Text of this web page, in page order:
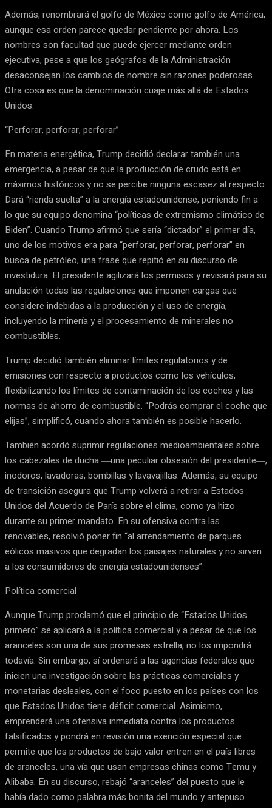
Además, renombrará el golfo de México como golfo de América,
aunque esa orden parece quedar pendiente por ahora. Los
nombres son facultad que puede ejercer mediante orden
ejecutiva, pese a que los geógrafos de la Administración
desaconsejan los cambios de nombre sin razones poderosas.
Otra cosa es que la denominación cuaje más allá de Estados
Unidos.
“Perforar, perforar, perforar”
En materia energética, Trump decidió declarar también una
emergencia, a pesar de que la producción de crudo está en
máximos históricos y no se percibe ninguna escasez al respecto.
Dará “rienda suelta” a la energía estadounidense, poniendo fin a
lo que su equipo denomina “políticas de extremismo climático de
Biden”. Cuando Trump afirmó que sería “dictador” el primer día,
uno de los motivos era para “perforar, perforar, perforar” en
busca de petróleo, una frase que repitió en su discurso de
investidura. El presidente agilizará los permisos y revisará para su
anulación todas las regulaciones que imponen cargas que
considere indebidas a la producción y el uso de energía,
incluyendo la minería y el procesamiento de minerales no
combustibles.
Trump decidió también eliminar límites regulatorios y de
emisiones con respecto a productos como los vehículos,
flexibilizando los límites de contaminación de los coches y las
normas de ahorro de combustible. “Podrás comprar el coche que
elijas”, simplificó, cuando ahora también es posible hacerlo.
También acordó suprimir regulaciones medioambientales sobre
los cabezales de ducha ―una peculiar obsesión del presidente―,
inodoros, lavadoras, bombillas y lavavajillas. Además, su equipo
de transición asegura que Trump volverá a retirar a Estados
Unidos del Acuerdo de París sobre el clima, como ya hizo
durante su primer mandato. En su ofensiva contra las
renovables, resolvió poner fin “al arrendamiento de parques
eólicos masivos que degradan los paisajes naturales y no sirven
a los consumidores de energía estadounidenses”.
Política comercial
Aunque Trump proclamó que el principio de “Estados Unidos
primero” se aplicará a la política comercial y a pesar de que los
aranceles son una de sus promesas estrella, no los impondrá
todavía. Sin embargo, sí ordenará a las agencias federales que
inicien una investigación sobre las prácticas comerciales y
monetarias desleales, con el foco puesto en los países con los
que Estados Unidos tiene déficit comercial. Asimismo,
emprenderá una ofensiva inmediata contra los productos
falsificados y pondrá en revisión una exención especial que
permite que los productos de bajo valor entren en el país libres
de aranceles, una vía que usan empresas chinas como Temu y
Alibaba. En su discurso, rebajó “aranceles” del puesto que le
había dado como palabra más bonita del mundo y antepuso